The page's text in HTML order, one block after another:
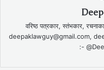
वरिष्ठ पत्रकार, स्तंभकार,
deepaklawguy@gmail.com,
:-